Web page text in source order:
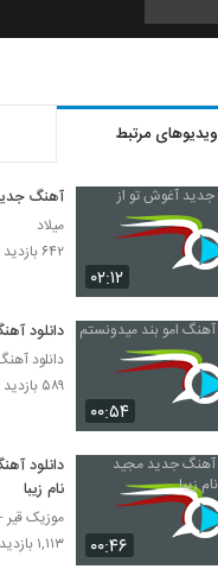
امیر سلیمانی آهنگ
شایان اشراقی آهنگ
۷۵۰ بازدید
دانلود آهنگ مگه کیه
۲۹۱ بازدید
دانلود آهنگ بارون
همراه متن ترانه
مجتبی ضیایی آهنگ
۳۴۰ بازدید
ویدیوهای مرتبط
۰۲:۱۲
آهنگ
میلاد
۶۴۲ بازدید
۰۰:۵۴
دانلود
۵۸۹ بازدید
۰۰:۴۶
دانلود
نام زیبا
موزیک قیر
۱,۱۱۳ بازدید